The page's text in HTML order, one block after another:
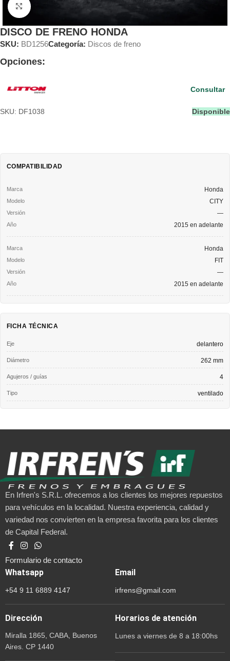
Clic para ampliar
DISCO DE FRENO HONDA
SKU: BD1256Categoría: Discos de freno
Opciones:
SKU: DF1038 Disponible
Consultar
COMPATIBILIDAD
Honda
CITY
—
2015 en adelante
Honda
FIT
—
2015 en adelante
FICHA TÉCNICA
Eje delantero
Diámetro 262 mm
Agujeros / guías 4
Tipo ventilado
En Irfren's S.R.L. ofrecemos a los clientes los mejores repuestos
para vehículos en la localidad. Nuestra experiencia, calidad y
variedad nos convierten en la empresa favorita para los clientes
de Capital Federal.
Formulario de contacto
Whatsapp
+54 9 11 6889 4147
Email
irfrens@gmail.com
Dirección
Miralla 1865, CABA, Buenos
Aires. CP 1440
Horarios de atención
Lunes a viernes de 8 a 18:00hs